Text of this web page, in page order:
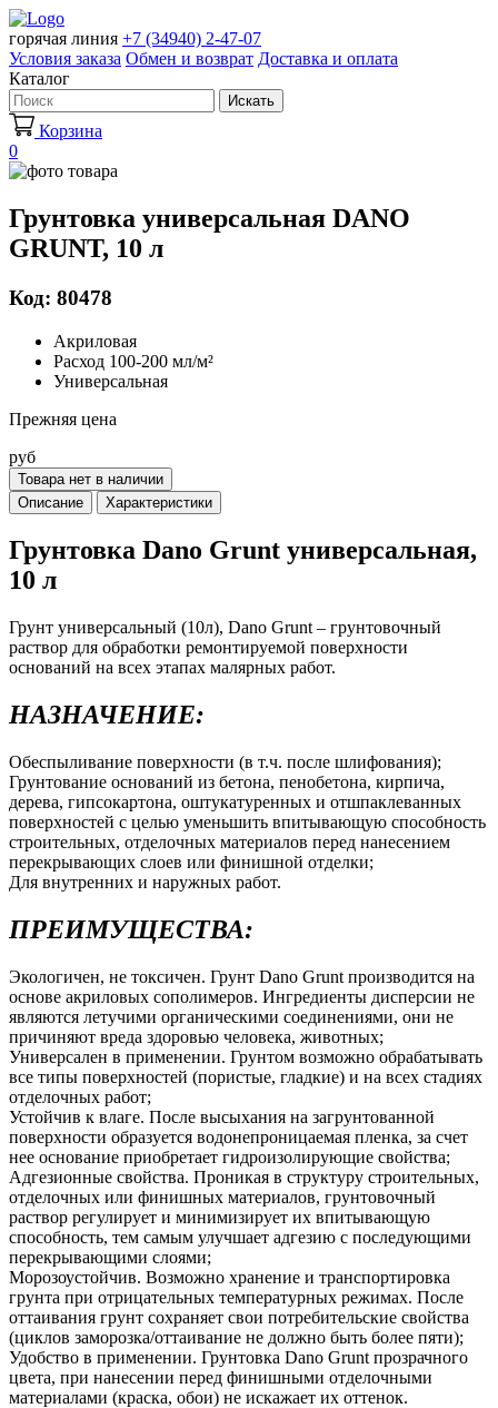
горячая линия +7 (34940) 2-47-07
Условия заказа Обмен и возврат Доставка и оплата
Каталог
Искать
Корзина
0
Грунтовка универсальная DANO
GRUNT, 10 л
Код: 80478
Акриловая
Расход 100-200 мл/м²
Универсальная
Прежняя цена
руб
Товара нет в наличии
Описание
Характеристики
Грунтовка Dano Grunt универсальная,
10 л
Грунт универсальный (10л), Dano Grunt – грунтовочный
раствор для обработки ремонтируемой поверхности
оснований на всех этапах малярных работ.
НАЗНАЧЕНИЕ:
Обеспыливание поверхности (в т.ч. после шлифования);
Грунтование оснований из бетона, пенобетона, кирпича,
дерева, гипсокартона, оштукатуренных и отшпаклеванных
поверхностей с целью уменьшить впитывающую способность
строительных, отделочных материалов перед нанесением
перекрывающих слоев или финишной отделки;
Для внутренних и наружных работ.
ПРЕИМУЩЕСТВА:
Экологичен, не токсичен. Грунт Dano Grunt производится на
основе акриловых сополимеров. Ингредиенты дисперсии не
являются летучими органическими соединениями, они не
причиняют вреда здоровью человека, животных;
Универсален в применении. Грунтом возможно обрабатывать
все типы поверхностей (пористые, гладкие) и на всех стадиях
отделочных работ;
Устойчив к влаге. После высыхания на загрунтованной
поверхности образуется водонепроницаемая пленка, за счет
нее основание приобретает гидроизолирующие свойства;
Адгезионные свойства. Проникая в структуру строительных,
отделочных или финишных материалов, грунтовочный
раствор регулирует и минимизирует их впитывающую
способность, тем самым улучшает адгезию с последующими
перекрывающими слоями;
Морозоустойчив. Возможно хранение и транспортировка
грунта при отрицательных температурных режимах. После
оттаивания грунт сохраняет свои потребительские свойства
(циклов заморозка/оттаивание не должно быть более пяти);
Удобство в применении. Грунтовка Dano Grunt прозрачного
цвета, при нанесении перед финишными отделочными
материалами (краска, обои) не искажает их оттенок.